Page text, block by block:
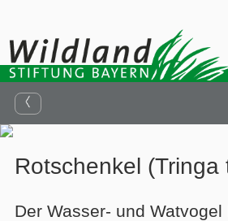
Rotschenkel (Tringa
Der Wasser- und